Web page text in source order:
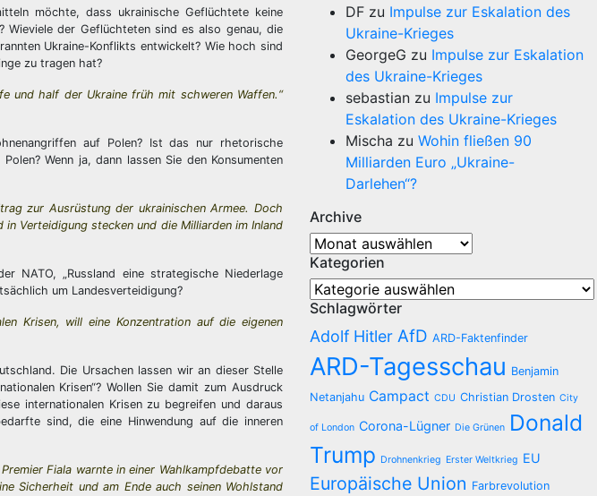
möchte, dass ukrainische Geflüchtete keine
der Geflüchteten sind es also genau, die
Ukraine-Konflikts entwickelt? Wie hoch sind
zu tragen hat?
und half der Ukraine früh mit schweren Waffen.“
auf Polen? Ist das nur rhetorische
Wenn ja, dann lassen Sie den Konsumenten
zur Ausrüstung der ukrainischen Armee. Doch
Verteidigung stecken und die Milliarden im Inland
NATO, „Russland eine strategische Niederlage
um Landesverteidigung?
Krisen, will eine Konzentration auf die eigenen
Die Ursachen lassen wir an dieser Stelle
Krisen“? Wollen Sie damit zum Ausdruck
internationalen Krisen zu begreifen und daraus
sind, die eine Hinwendung auf die inneren
Fiala warnte in einer Wahlkampfdebatte vor
Sicherheit und am Ende auch seinen Wohlstand
DF zu Impulse zur Eskalation des
Ukraine-Krieges
GeorgeG zu Impulse zur Eskalation
des Ukraine-Krieges
sebastian zu Impulse zur
Eskalation des Ukraine-Krieges
Mischa zu Wohin fließen 90
Milliarden Euro „Ukraine-
Darlehen“?
Archive
Archive
Kategorien
Kategorien
Schlagwörter
Adolf Hitler AfD ARD-Faktenfinder
ARD-Tagesschau Benjamin
Netanjahu Campact CDU Christian Drosten City
of London Corona-Lügner Die Grünen Donald
Trump Drohnenkrieg Erster Weltkrieg EU
Europäische Union Farbrevolution